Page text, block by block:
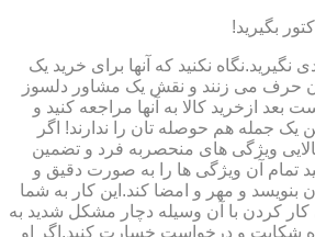
بگیرید!
نگیرید.نگاه نکنید که آنها برای خرید یک
حرف می زنند و نقش یک مشاور دلسوز
بعد ازخرید کالا به آنها مراجعه کنید و
یک جمله هم حوصله تان را ندارند! اگر
ویژگی های منحصربه فرد و تضمین
تمام آن ویژگی ها را به صورت دقیق و
بنویسد و مهر و امضا کند.این کار به شما
کار کردن با آن وسیله دچار مشکل شدید به
شکایت و درخواست خسارت کنید.اگر او